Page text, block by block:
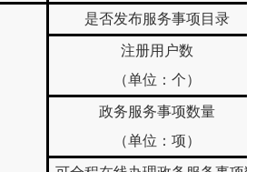
是否发布服务事项目录
注册用户数
（单位：个）
政务服务事项数量
（单位：项）